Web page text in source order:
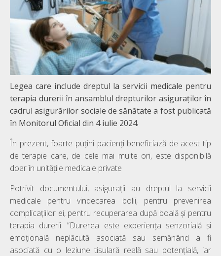
Legea care include dreptul la servicii medicale pentru
terapia durerii în ansamblul drepturilor asiguraţilor în
cadrul asigurărilor sociale de sănătate a fost publicată
în Monitorul Oficial din 4 iulie 2024.
În prezent, foarte puțini pacienți beneficiază de acest tip
de terapie care, de cele mai multe ori, este disponibilă
doar în unitățile medicale private
Potrivit documentului, asigurații au dreptul la servicii
medicale pentru vindecarea bolii, pentru prevenirea
complicațiilor ei, pentru recuperarea după boală și pentru
terapia durerii. ”Durerea este experiența senzorială și
emoțională neplăcută asociată sau semănând a fi
asociată cu o leziune tisulară reală sau potențială, iar